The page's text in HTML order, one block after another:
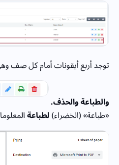
توجد أربع أيقونات أمام كل صف
والطباعة والحذف.
«طباعة» (الخضراء)لطباعة